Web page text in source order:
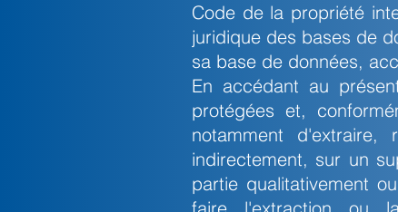
Code de la propriété
juridique des bases de
sa base de données,
En accédant au
protégées et,
notamment d'extraire,
indirectement, sur un
partie qualitativement